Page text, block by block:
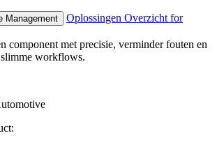
Management
Oplossingen Overzicht for
component met precisie, verminder fouten en
workflows.